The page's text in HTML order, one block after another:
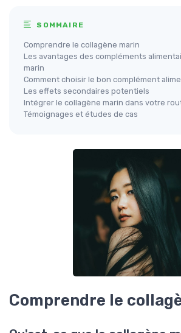
SOMMAIRE
Comprendre le collagène marin
Les avantages des compléments
marin
Comment choisir le bon complément
Les effets secondaires potentiels
Intégrer le collagène marin dans votre
Témoignages et études de cas
Comprendre le